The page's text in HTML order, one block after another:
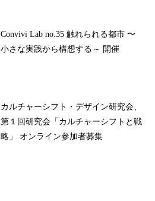
Convivi Lab no.35 触れられる都市 〜
小さな実践から構想する～ 開催
カルチャーシフト・デザイン研究会、
第１回研究会「カルチャーシフトと戦
略」 オンライン参加者募集